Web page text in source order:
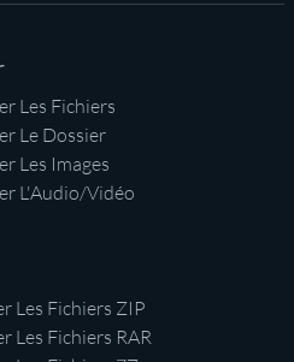
Les Fichiers
Le Dossier
Les Images
L'Audio/Vidéo
Les Fichiers ZIP
Les Fichiers RAR